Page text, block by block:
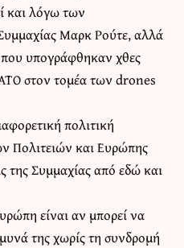
και λόγω των
Μαρκ Ρούτε, αλλά
που υπογράφθηκαν χθες
στον τομέα των drones
πολιτική
Πολιτειών και Ευρώπης
της Συμμαχίας από εδώ και
είναι αν μπορεί να
της χωρίς τη συνδρομή